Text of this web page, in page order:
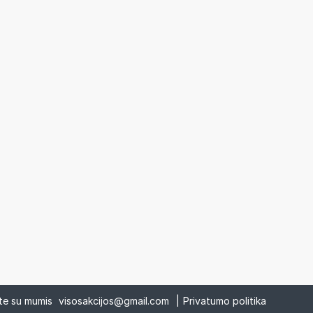
su mumis visosakcijos@gmail.com Privatumo politika